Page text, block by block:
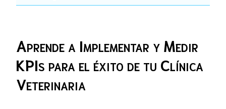
Aprende a Implementar y Medir
KPIs para el éxito de tu Clínica
Veterinaria